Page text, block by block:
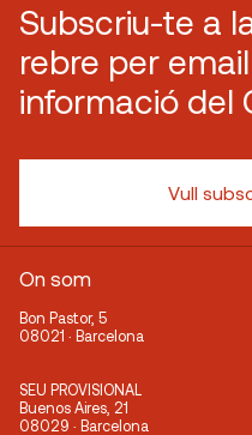
Subscriu-te a
rebre per
informació del
Vull
On som
Bon Pastor, 5
08021 · Barcelona
SEU PROVISIONAL
Buenos Aires, 21
08029 · Barcelona